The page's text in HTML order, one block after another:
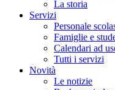
La storia
Servizi
Personale
Famiglie e
Calendari ad
Tutti i servizi
Novità
Le notizie